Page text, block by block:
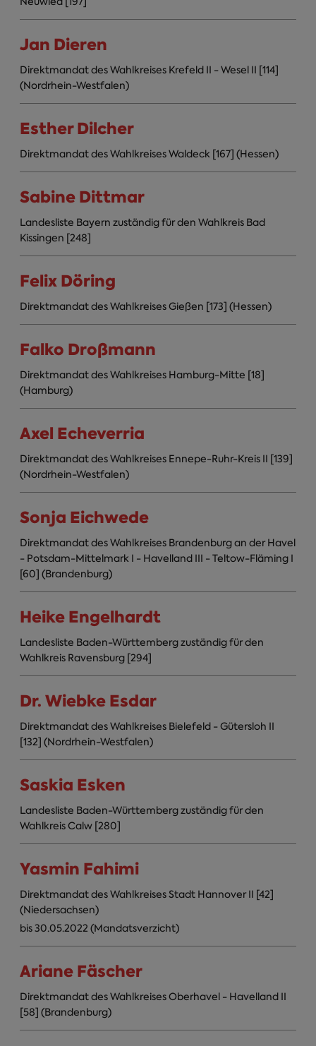
Jan Dieren
Direktmandat des Wahlkreises Krefeld II - Wesel II [114]
(Nordrhein-Westfalen)
Esther Dilcher
Direktmandat des Wahlkreises Waldeck [167] (Hessen)
Sabine Dittmar
Landesliste Bayern zuständig für den Wahlkreis Bad
Kissingen [248]
Felix Döring
Direktmandat des Wahlkreises Gießen [173] (Hessen)
Falko Droßmann
Direktmandat des Wahlkreises Hamburg-Mitte [18]
(Hamburg)
Axel Echeverria
Direktmandat des Wahlkreises Ennepe-Ruhr-Kreis II [139]
(Nordrhein-Westfalen)
Sonja Eichwede
Direktmandat des Wahlkreises Brandenburg an der Havel
- Potsdam-Mittelmark I - Havelland III - Teltow-Fläming I
[60] (Brandenburg)
Heike Engelhardt
Landesliste Baden-Württemberg zuständig für den
Wahlkreis Ravensburg [294]
Dr. Wiebke Esdar
Direktmandat des Wahlkreises Bielefeld - Gütersloh II
[132] (Nordrhein-Westfalen)
Saskia Esken
Landesliste Baden-Württemberg zuständig für den
Wahlkreis Calw [280]
Yasmin Fahimi
Direktmandat des Wahlkreises Stadt Hannover II [42]
(Niedersachsen)
bis 30.05.2022 (Mandatsverzicht)
Ariane Fäscher
Direktmandat des Wahlkreises Oberhavel - Havelland II
[58] (Brandenburg)